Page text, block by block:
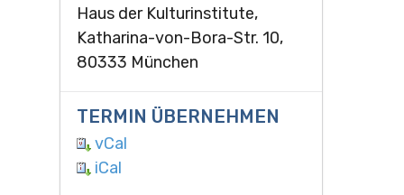
Haus der Kulturinstitute,
Katharina-von-Bora-Str. 10,
80333 München
TERMIN ÜBERNEHMEN
vCal
iCal